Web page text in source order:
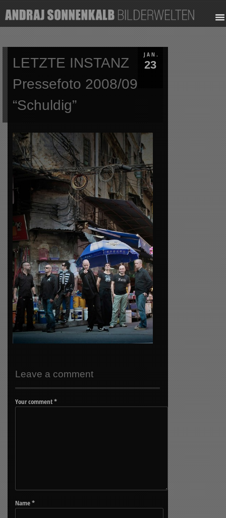
JAN.
23
LETZTE INSTANZ
Pressefoto 2008/09
“Schuldig”
Leave a comment
Your comment*
Name*